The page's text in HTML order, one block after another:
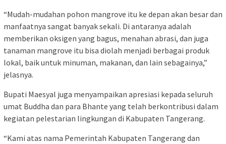
“Mudah-mudahan pohon mangrove itu ke depan akan besar dan
manfaatnya sangat banyak sekali. Di antaranya adalah
memberikan oksigen yang bagus, menahan abrasi, dan juga
tanaman mangrove itu bisa diolah menjadi berbagai produk
lokal, baik untuk minuman, makanan, dan lain sebagainya,”
jelasnya.
Bupati Maesyal juga menyampaikan apresiasi kepada seluruh
umat Buddha dan para Bhante yang telah berkontribusi dalam
kegiatan pelestarian lingkungan di Kabupaten Tangerang.
“Kami atas nama Pemerintah Kabupaten Tangerang dan